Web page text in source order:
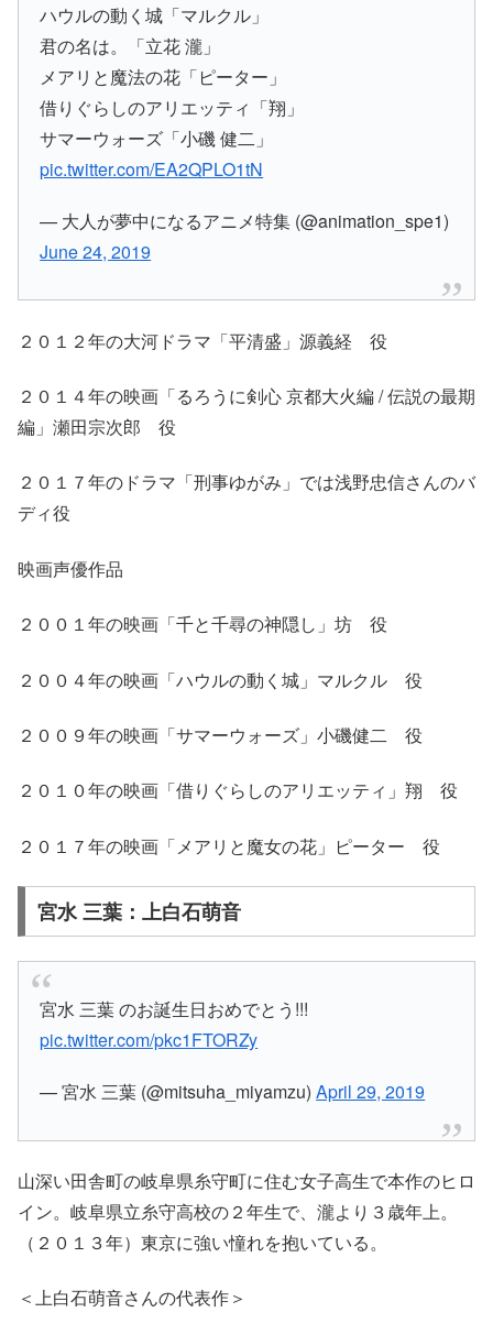
ハウルの動く城「マルクル」
君の名は。「立花 瀧」
メアリと魔法の花「ピーター」
借りぐらしのアリエッティ「翔」
サマーウォーズ「小磯 健二」
pic.twitter.com/EA2QPLO1tN
— 大人が夢中になるアニメ特集 (@animation_spe1)
June 24, 2019
２０１２年の大河ドラマ「平清盛」源義経 役
２０１４年の映画「るろうに剣心 京都大火編 / 伝説の最期
編」瀬田宗次郎 役
２０１７年のドラマ「刑事ゆがみ」では浅野忠信さんのバ
ディ役
映画声優作品
２００１年の映画「千と千尋の神隠し」坊 役
２００４年の映画「ハウルの動く城」マルクル 役
２００９年の映画「サマーウォーズ」小磯健二 役
２０１０年の映画「借りぐらしのアリエッティ」翔 役
２０１７年の映画「メアリと魔女の花」ピーター 役
宮水 三葉：上白石萌音
宮水 三葉 のお誕生日おめでとう!!!
pic.twitter.com/pkc1FTORZy
— 宮水 三葉 (@mitsuha_miyamzu)April 29, 2019
山深い田舎町の岐阜県糸守町に住む女子高生で本作のヒロ
イン。岐阜県立糸守高校の２年生で、瀧より３歳年上。
（２０１３年）東京に強い憧れを抱いている。
＜上白石萌音さんの代表作＞